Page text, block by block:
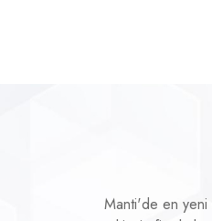
Manti'de en yeni